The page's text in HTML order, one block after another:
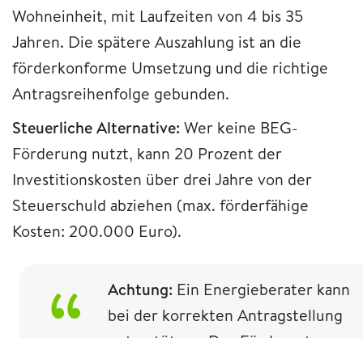
Wohneinheit, mit Laufzeiten von 4 bis 35
Jahren. Die spätere Auszahlung ist an die
förderkonforme Umsetzung und die richtige
Antragsreihenfolge gebunden.
Steuerliche Alternative: Wer keine BEG-
Förderung nutzt, kann 20 Prozent der
Investitionskosten über drei Jahre von der
Steuerschuld abziehen (max. förderfähige
Kosten: 200.000 Euro).
Achtung: Ein Energieberater kann
bei der korrekten Antragstellung